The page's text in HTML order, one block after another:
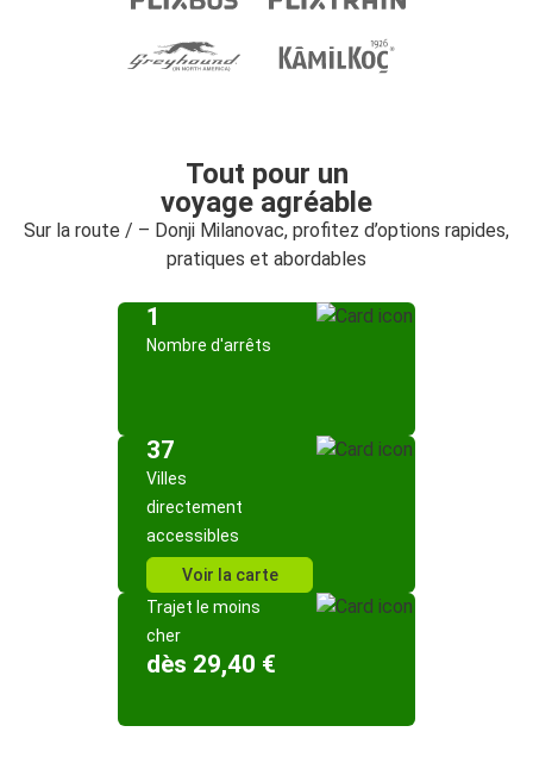
Tout pour un
voyage agréable
Sur la route / – Donji Milanovac, profitez d’options rapides,
pratiques et abordables
1
Nombre d'arrêts
37
Villes
directement
accessibles
Voir la carte
Trajet le moins
cher
dès 29,40 €